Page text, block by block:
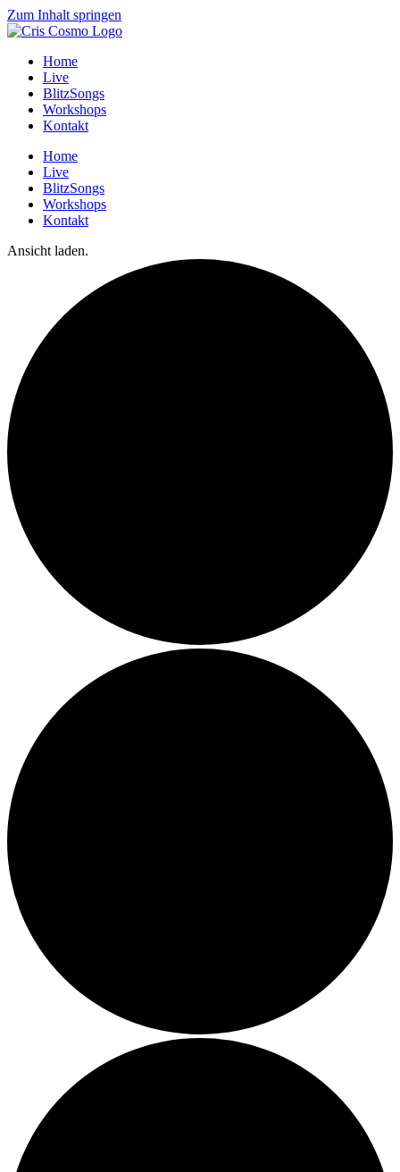
Zum Inhalt springen
Home
Live
BlitzSongs
Workshops
Kontakt
Home
Live
BlitzSongs
Workshops
Kontakt
Ansicht laden.